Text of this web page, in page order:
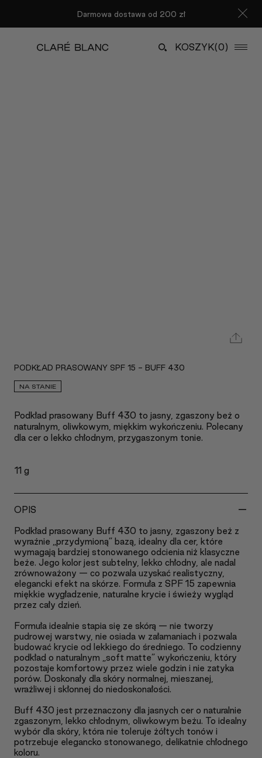
Darmowa dostawa od 200 zł
KOSZYK(0)
PODKŁAD PRASOWANY SPF 15 - BUFF 430
NA STANIE
Podkład prasowany Buff 430 to jasny, zgaszony beż o
naturalnym, oliwkowym, miękkim wykończeniu. Polecany
dla cer o lekko chłodnym, przygaszonym tonie.
11 g
OPIS -
Podkład prasowany Buff 430 to jasny, zgaszony beż z
wyraźnie „przydymioną” bazą, idealny dla cer, które
wymagają bardziej stonowanego odcienia niż klasyczne
beże. Jego kolor jest subtelny, lekko chłodny, ale nadal
zrównoważony — co pozwala uzyskać realistyczny,
elegancki efekt na skórze. Formuła z SPF 15 zapewnia
miękkie wygładzenie, naturalne krycie i świeży wygląd
przez cały dzień.
Formuła idealnie stapia się ze skórą — nie tworzy
pudrowej warstwy, nie osiada w załamaniach i pozwala
budować krycie od lekkiego do średniego. To codzienny
podkład o naturalnym „soft matte” wykończeniu, który
pozostaje komfortowy przez wiele godzin i nie zatyka
porów. Doskonały dla skóry normalnej, mieszanej,
wrażliwej i skłonnej do niedoskonałości.
Buff 430 jest przeznaczony dla jasnych cer o naturalnie
zgaszonym, lekko chłodnym, oliwkowym beżu. To idealny
wybór dla skóry, która nie toleruje żółtych tonów i
potrzebuje elegancko stonowanego, delikatnie chłodnego
koloru.